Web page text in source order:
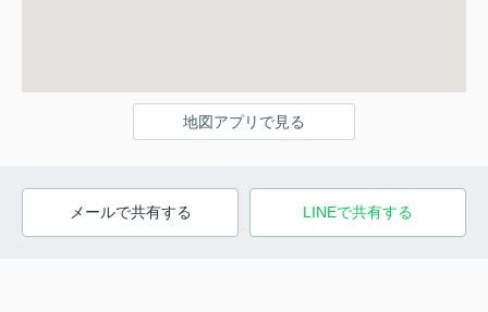
地図アプリで見る
メールで共有する LINEで共有する